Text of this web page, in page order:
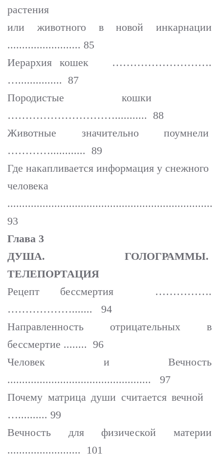
растения
или животного в новой инкарнации
......................... 85
Иерархия кошек ……………………….
…............... 87
Породистые кошки
…………………………........... 88
Животные значительно поумнели
…………............ 89
Где накапливается информация у снежного
человека
......................................................................
93
Глава 3
ДУША. ГОЛОГРАММЫ.
ТЕЛЕПОРТАЦИЯ
Рецепт бессмертия …………….
………………....... 94
Направленность отрицательных в
бессмертие ........ 96
Человек и Вечность
................................................. 97
Почему матрица души считается вечной
….......... 99
Вечность для физической материи
......................... 101